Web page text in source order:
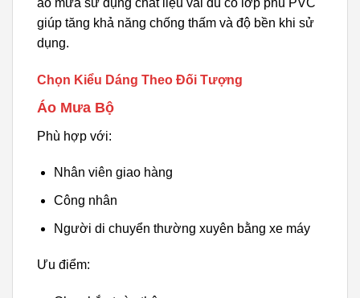
giúp tăng khả năng chống thấm và độ bền khi sử
dụng.
Chọn Kiểu Dáng Theo Đối Tượng
Áo Mưa Bộ
Phù hợp với:
Nhân viên giao hàng
Công nhân
Người di chuyển thường xuyên bằng xe máy
Ưu điểm: